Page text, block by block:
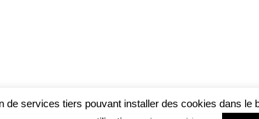
services tiers pouvant installer des cookies dans